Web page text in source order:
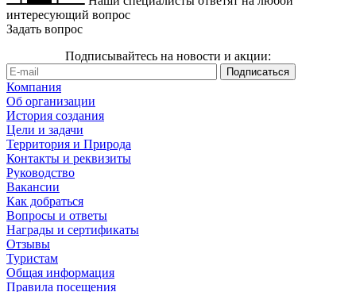
интересующий вопрос
Задать вопрос
Подписывайтесь на новости и акции:
Компания
Об организации
История создания
Цели и задачи
Территория и Природа
Контакты и реквизиты
Руководство
Вакансии
Как добраться
Вопросы и ответы
Награды и сертификаты
Отзывы
Туристам
Общая информация
Правила посещения